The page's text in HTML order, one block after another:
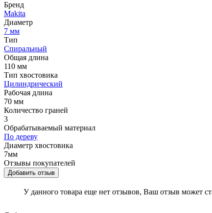
Бренд
Makita
Диаметр
7 мм
Тип
Спиральный
Общая длина
110 мм
Тип хвостовика
Цилиндрический
Рабочая длина
70 мм
Количество граней
3
Обрабатываемый материал
По дереву
Диаметр хвостовика
7мм
Отзывы покупателей
Добавить отзыв
У данного товара еще нет отзывов, Ваш отзыв может